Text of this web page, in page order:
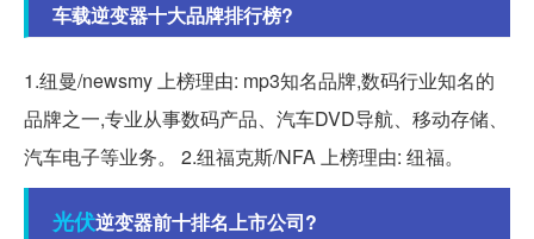
车载逆变器十大品牌排行榜?
1.纽曼/newsmy 上榜理由: mp3知名品牌,数码行业知名的
品牌之一,专业从事数码产品、汽车DVD导航、移动存储、
汽车电子等业务。 2.纽福克斯/NFA 上榜理由: 纽福。
光伏逆变器前十排名上市公司?